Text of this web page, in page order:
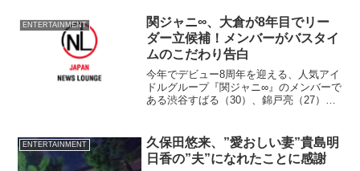
5日より全国の小売店または自動販売機で
発売する。
ENTERTAINMENT
関ジャニ∞、大倉が8年目でリー
ダー立候補！メンバーがバスタイ
ムのこだわり告白
今年でデビュー8周年を迎える、人気アイ
ドルグループ『関ジャニ∞』のメンバーで
ある渋谷すばる（30）、錦戸亮（27）、
（31）が5日、都内で行われた薬用スカル
プケア...
ENTERTAINMENT
久保田悠来、”愛おしい妻”貴島明
日香の”夫”になれたことに感謝